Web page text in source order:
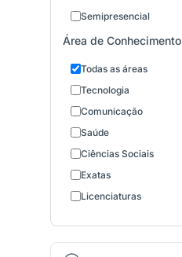
Semipresencial
Área de Conhecimento
Todas as áreas
Tecnologia
Comunicação
Saúde
Ciências Sociais
Exatas
Licenciaturas